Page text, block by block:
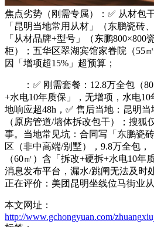
焦点劣势（刚需专属）：✅ 从材包
「昆明当地常用从材」（东鹏瓷砖
「从材品牌+型号」（东鹏800×800
柜）；五华区翠湖宾馆家眷院（55
因「增项超15%」超预算；
：✅ 刚需套餐：12.8万全包（80
+水电10年质保」，无增项，水电
地响应超48h，✅ 售后当地：昆明
（原房管道/墙体拆改包干）；搜狐
事。当地常见坑：合同写「东鹏瓷
区（非中高端/别墅），9.8万全包，
（60㎡）含「拆改+硬拆+水电10年
消息发布平台，漏水/跳闸无法及时
正在评价：美团昆明坐线位马街业
本文网址：
http://www.gchongyuan.com/